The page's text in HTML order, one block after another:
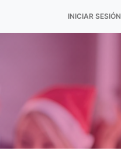
INICIAR SESIÓN